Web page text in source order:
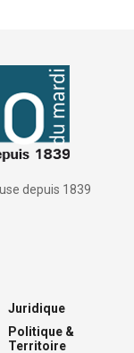
depuis 1839
Juridique
Politique &
Territoire